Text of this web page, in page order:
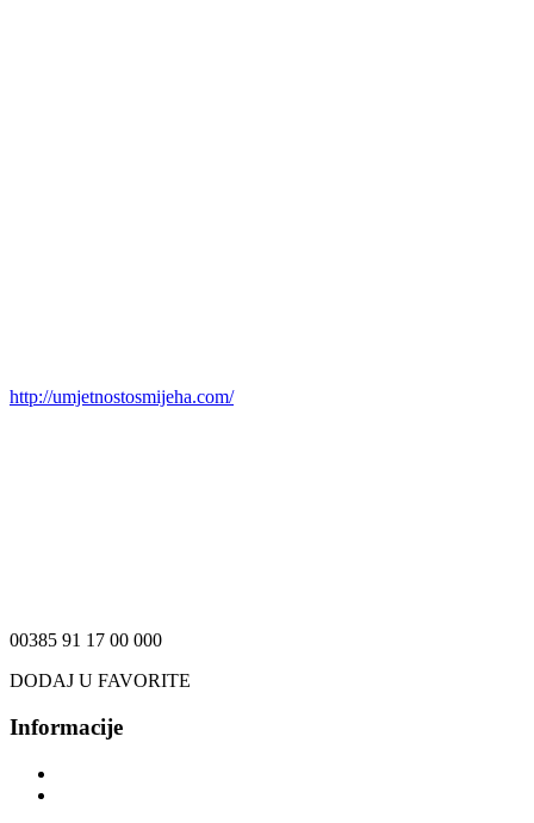
http://umjetnostosmijeha.com/
00385 91 17 00 000
DODAJ U FAVORITE
Informacije